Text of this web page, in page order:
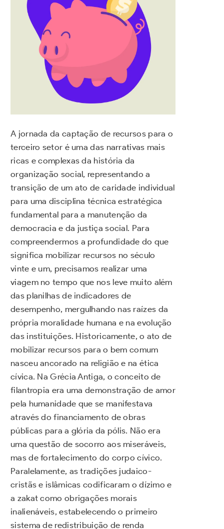
A jornada da captação de recursos para o
terceiro setor é uma das narrativas mais
ricas e complexas da história da
organização social, representando a
transição de um ato de caridade individual
para uma disciplina técnica estratégica
fundamental para a manutenção da
democracia e da justiça social. Para
compreendermos a profundidade do que
significa mobilizar recursos no século
vinte e um, precisamos realizar uma
viagem no tempo que nos leve muito além
das planilhas de indicadores de
desempenho, mergulhando nas raízes da
própria moralidade humana e na evolução
das instituições. Historicamente, o ato de
mobilizar recursos para o bem comum
nasceu ancorado na religião e na ética
cívica. Na Grécia Antiga, o conceito de
filantropia era uma demonstração de amor
pela humanidade que se manifestava
através do financiamento de obras
públicas para a glória da pólis. Não era
uma questão de socorro aos miseráveis,
mas de fortalecimento do corpo cívico.
Paralelamente, as tradições judaico-
cristãs e islâmicas codificaram o dízimo e
a zakat como obrigações morais
inalienáveis, estabelecendo o primeiro
sistema de redistribuição de renda